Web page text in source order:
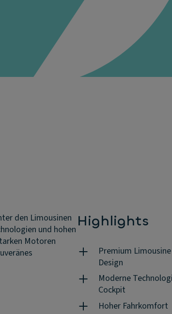
den Limousinen
und hohen
Motoren
Highlights
Premium
Design
Moderne
Cockpit
Hoher Fahrkomfort